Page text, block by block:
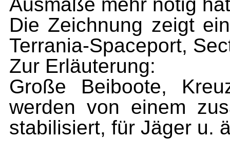
Die Zeichnung zeigt
Terrania-Spaceport,
Zur Erläuterung:
Große Beiboote,
werden von einem
stabilisiert, für Jäger u.